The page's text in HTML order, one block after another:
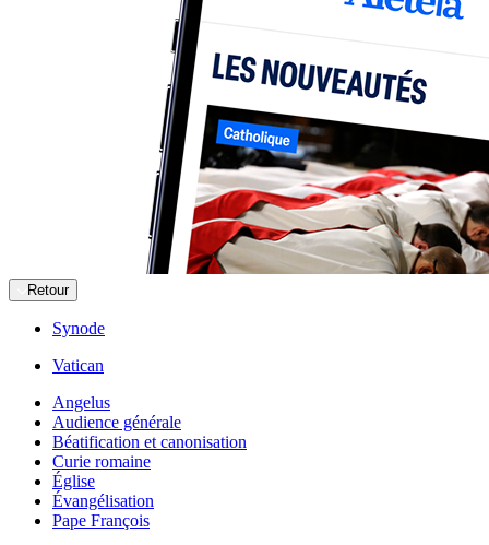
Retour
Synode
Vatican
Angelus
Audience générale
Béatification et canonisation
Curie romaine
Église
Évangélisation
Pape François